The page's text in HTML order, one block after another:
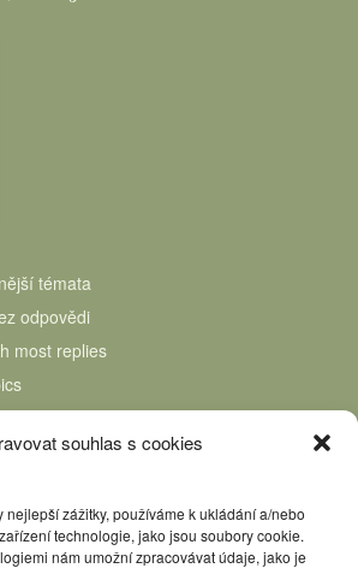
souhlas s cookies
nejlepší zážitky, používáme k ukládání a/nebo
technologie, jako jsou soubory cookie.
nám umožní zpracovávat údaje, jako je
témata
odpovědi
most replies